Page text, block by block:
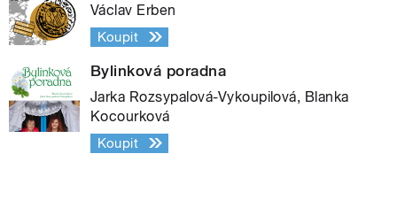
Václav Erben
Koupit
Bylinková poradna
Jarka Rozsypalová-Vykoupilová, Blanka
Kocourková
Koupit